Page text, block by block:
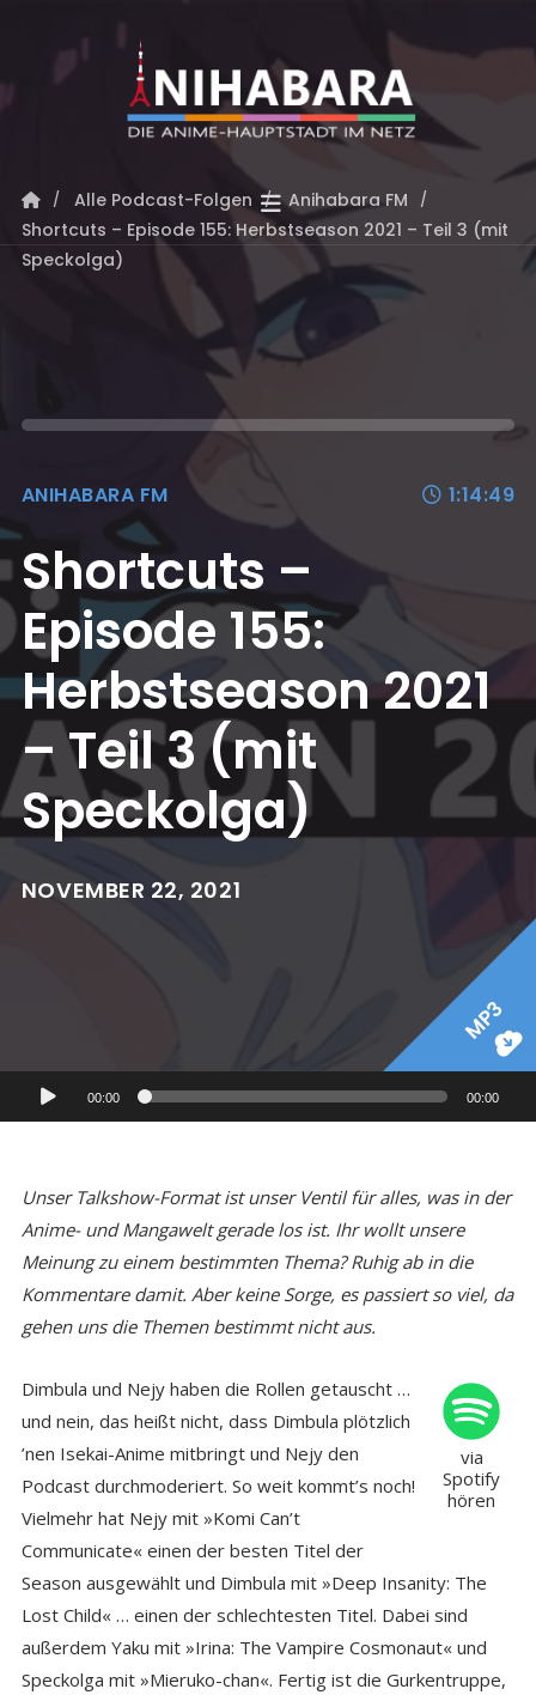
Alle Podcast-Folgen
Anihabara FM
Shortcuts – Episode 155: Herbstseason 2021 – Teil 3 (mit
Speckolga)
ANIHABARA FM 1:14:49
Shortcuts –
Episode 155:
Herbstseason 2021
– Teil 3 (mit
Speckolga)
NOVEMBER 22, 2021
MP3
Audio-
Player
00:00 00:00
Unser Talkshow-Format ist unser Ventil für alles, was in der
Anime- und Mangawelt gerade los ist. Ihr wollt unsere
Meinung zu einem bestimmten Thema? Ruhig ab in die
Kommentare damit. Aber keine Sorge, es passiert so viel, da
gehen uns die Themen bestimmt nicht aus.
via
Spotify
hören
Dimbula und Nejy haben die Rollen getauscht …
und nein, das heißt nicht, dass Dimbula plötzlich
’nen Isekai-Anime mitbringt und Nejy den
Podcast durchmoderiert. So weit kommt’s noch!
Vielmehr hat Nejy mit »Komi Can’t
Communicate« einen der besten Titel der
Season ausgewählt und Dimbula mit »Deep Insanity: The
Lost Child« … einen der schlechtesten Titel. Dabei sind
außerdem Yaku mit »Irina: The Vampire Cosmonaut« und
Speckolga mit »Mieruko-chan«. Fertig ist die Gurkentruppe,